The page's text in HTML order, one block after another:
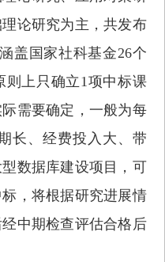
论研究为主，共发布
盖国家社科基金26个
则上只确立1项中标课
需要确定，一般为每
长、经费投入大、带
数据库建设项目，可
，将根据研究进展情
中期检查评估合格后